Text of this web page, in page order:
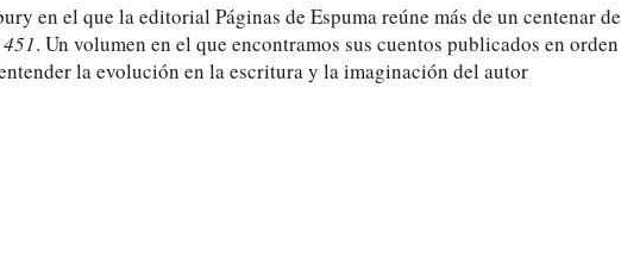
en el que la editorial Páginas de Espuma reúne más de un centenar de
. Un volumen en el que encontramos sus cuentos publicados en orden
la evolución en la escritura y la imaginación del autor